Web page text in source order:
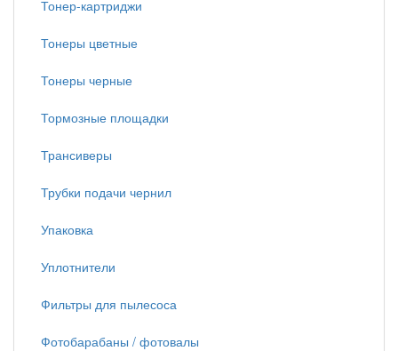
Тонер-картриджи
Тонеры цветные
Тонеры черные
Тормозные площадки
Трансиверы
Трубки подачи чернил
Упаковка
Уплотнители
Фильтры для пылесоса
Фотобарабаны / фотовалы